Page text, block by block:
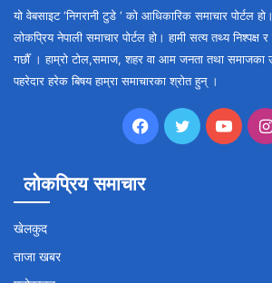
यो वेबसाइट ‘निगरानी टुडे ‘ को आधिकारिक समाचार पोर्टल
लोकप्रिय नेपाली समाचार पोर्टल हो। हामी सत्य तथ्य निश्पक्ष
गर्छौँ । हाम्रो टोल,समाज, शहर वा आम जनता तथा समाजका
पहरेदार हरेक बिषय हाम्रा समाचारका श्रोत हुन् ।
Facebook
Twitter
लोकप्रिय समाचार
खेलकुद
ताजा खबर